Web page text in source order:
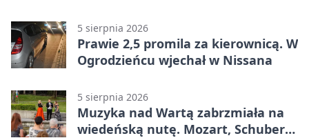
5 sierpnia 2026
Prawie 2,5 promila za kierownicą. W
Ogrodzieńcu wjechał w Nissana
5 sierpnia 2026
Muzyka nad Wartą zabrzmiała na
wiedeńską nutę. Mozart, Schubert i